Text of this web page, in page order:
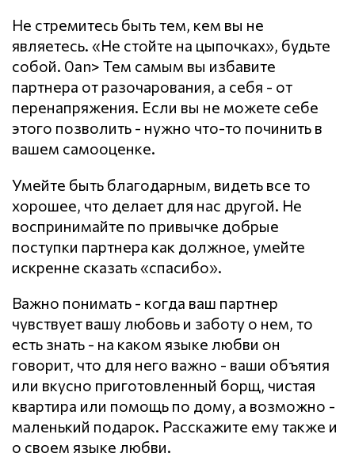
Не стремитесь быть тем, кем вы не
являетесь. «Не стойте на цыпочках», будьте
собой. 0an> Тем самым вы избавите
партнера от разочарования, а себя - от
перенапряжения. Если вы не можете себе
этого позволить - нужно что-то починить в
вашем самооценке.
Умейте быть благодарным, видеть все то
хорошее, что делает для нас другой. Не
воспринимайте по привычке добрые
поступки партнера как должное, умейте
искренне сказать «спасибо».
Важно понимать - когда ваш партнер
чувствует вашу любовь и заботу о нем, то
есть знать - на каком языке любви он
говорит, что для него важно - ваши объятия
или вкусно приготовленный борщ, чистая
квартира или помощь по дому, а возможно -
маленький подарок. Расскажите ему также и
о своем языке любви.